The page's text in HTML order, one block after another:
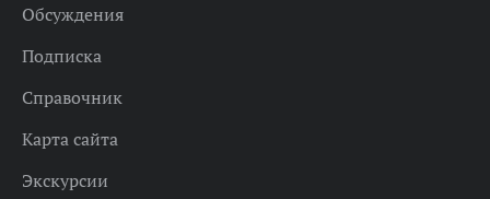
Обсуждения
Подписка
Справочник
Карта сайта
Экскурсии